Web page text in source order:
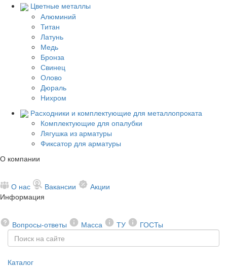
Цветные металлы
Алюминий
Титан
Латунь
Медь
Бронза
Свинец
Олово
Дюраль
Нихром
Расходники и комплектующие для металлопроката
Комплектующие для опалубки
Лягушка из арматуры
Фиксатор для арматуры
О компании
О нас Вакансии
Акции
Информация
Вопросы-ответы Масса ТУ ГОСТы
Каталог